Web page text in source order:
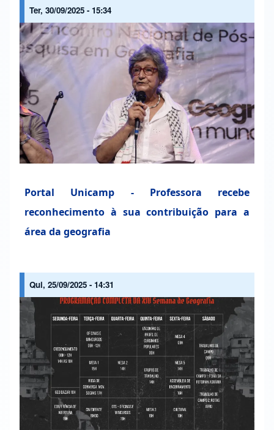
Ter, 30/09/2025 - 15:34
Portal Unicamp - Professora recebe
reconhecimento à sua contribuição para a
área da geografia
Qui, 25/09/2025 - 14:31